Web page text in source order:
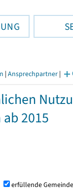
| Ansprechpartner |
2015
erfüllende